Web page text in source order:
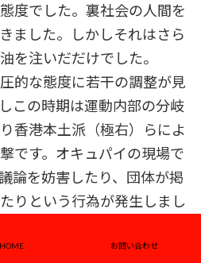
度でした。裏社会の人間を
ました。しかしそれはさら
を注いだだけでした。
的な態度に若干の調整が見
この時期は運動内部の分岐
香港本土派（極右）らによ
です。オキュパイの現場で
論を妨害したり、団体が掲
りという行為が発生しまし
またオキュパイが行われて
HOME お問い合わせ